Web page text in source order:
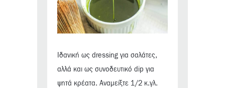
Ιδανική ως dressing για σαλάτες,
αλλά και ως συνοδευτικό dip για
ψητά κρέατα. Αναμείξτε 1/2 κ.γλ.